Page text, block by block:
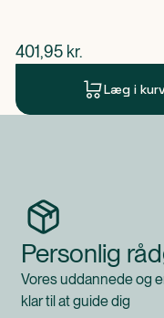
$nuværende pris
401,95 kr.
Læg i
Personlig
Vores uddannede og
klar til at guide dig